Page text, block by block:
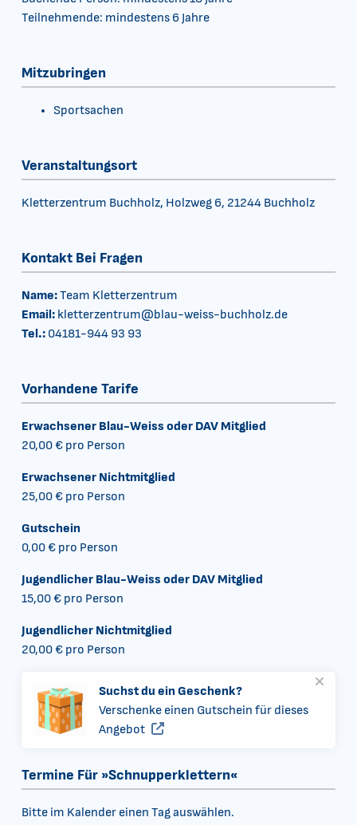
Teilnehmende: mindestens 6 Jahre
Mitzubringen
Sportsachen
Veranstaltungsort
Kletterzentrum Buchholz, Holzweg 6, 21244 Buchholz
Kontakt Bei Fragen
Name:Team Kletterzentrum
Email: kletterzentrum@blau-weiss-buchholz.de
Tel.: 04181-944 93 93
Vorhandene Tarife
Erwachsener Blau-Weiss oder DAV Mitglied
20,00 € pro Person
Erwachsener Nichtmitglied
25,00 € pro Person
Gutschein
0,00 € pro Person
Jugendlicher Blau-Weiss oder DAV Mitglied
15,00 € pro Person
Jugendlicher Nichtmitglied
20,00 € pro Person
Suchst du ein Geschenk?
Verschenke einen Gutschein für dieses
Angebot
Termine Für »Schnupperklettern«
Bitte im Kalender einen Tag auswählen.